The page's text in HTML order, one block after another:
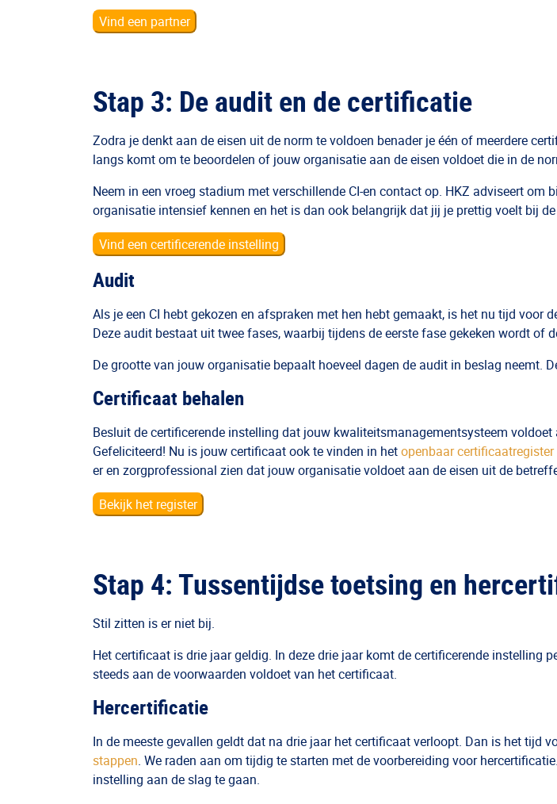
Vind een partner
Stap 3: De audit en de certificatie
Zodra je denkt aan de eisen uit de norm te voldoen benader je één of meerdere
langs komt om te beoordelen of jouw organisatie aan de eisen voldoet die in de
Neem in een vroeg stadium met verschillende CI-en contact op. HKZ adviseert
organisatie intensief kennen en het is dan ook belangrijk dat jij je prettig voelt bij de
Vind een certificerende instelling
Audit
Als je een CI hebt gekozen en afspraken met hen hebt gemaakt, is het nu tijd
Deze audit bestaat uit twee fases, waarbij tijdens de eerste fase gekeken wordt
De grootte van jouw organisatie bepaalt hoeveel dagen de audit in beslag neemt.
Certificaat behalen
Besluit de certificerende instelling dat jouw kwaliteitsmanagementsysteem
Gefeliciteerd! Nu is jouw certificaat ook te vinden in hetopenbaar certificaatregister
er en zorgprofessional zien dat jouw organisatie voldoet aan de eisen uit de
Bekijk het register
Stap 4: Tussentijdse toetsing en
Stil zitten is er niet bij.
Het certificaat is drie jaar geldig. In deze drie jaar komt de certificerende
steeds aan de voorwaarden voldoet van het certificaat.
Hercertificatie
In de meeste gevallen geldt dat na drie jaar het certificaat verloopt. Dan is het tijd
stappen. We raden aan om tijdig te starten met de voorbereiding voor
instelling aan de slag te gaan.